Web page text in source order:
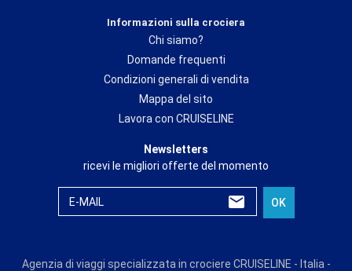
Informazioni sulla crociera
Chi siamo?
Domande frequenti
Condizioni generali di vendita
Mappa del sito
Lavora con CRUISELINE
Newsletters
ricevi le migliori offerte del momento
E-MAIL OK
Agenzia di viaggi specializzata in crociere CRUISELINE - Italia -